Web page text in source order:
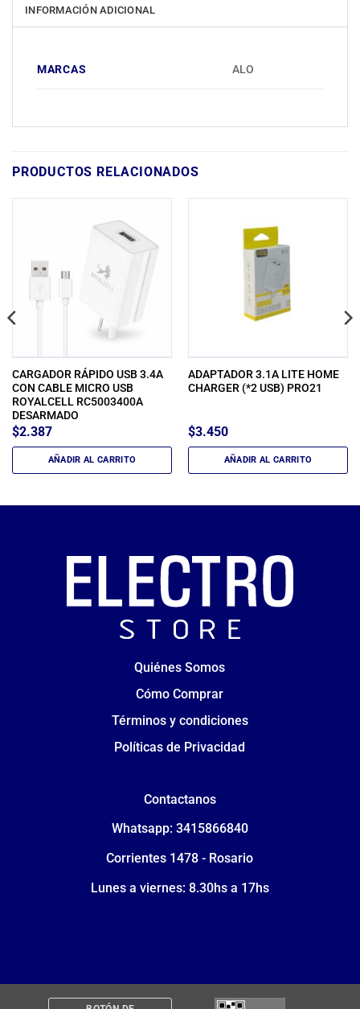
INFORMACIÓN ADICIONAL
MARCAS ALO
PRODUCTOS RELACIONADOS
CARGADOR RÁPIDO USB 3.4A
CON CABLE MICRO USB
ROYALCELL RC5003400A
DESARMADO
$2.387
AÑADIR AL CARRITO
ADAPTADOR 3.1A LITE HOME
CHARGER (*2 USB) PRO21
$3.450
AÑADIR AL CARRITO
Quiénes Somos
Cómo Comprar
Términos y condiciones
Políticas de Privacidad
Contactanos
Whatsapp: 3415866840
Corrientes 1478 - Rosario
Lunes a viernes: 8.30hs a 17hs